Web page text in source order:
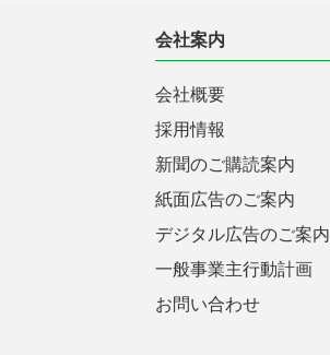
会社案内
会社概要
採用情報
新聞のご購読案内
紙面広告のご案内
デジタル広告のご案内
一般事業主行動計画
お問い合わせ